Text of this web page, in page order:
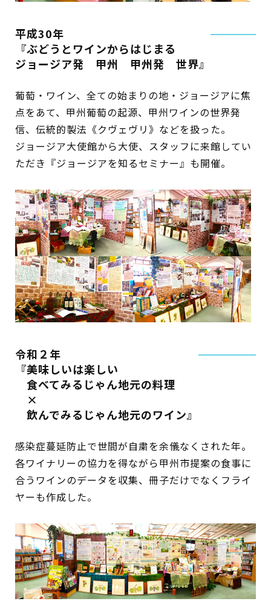
平成30年
『ぶどうとワインからはじまる
ジョージア発 甲州 甲州発 世界』
葡萄・ワイン、全ての始まりの地・ジョージアに焦
点をあて、甲州葡萄の起源、甲州ワインの世界発
信、伝統的製法《クヴェヴリ》などを扱った。
ジョージア大使館から大使、スタッフに来館してい
ただき『ジョージアを知るセミナー』も開催。
令和２年
『美味しいは楽しい
食べてみるじゃん地元の料理
×
飲んでみるじゃん地元のワイン』
感染症蔓延防止で世間が自粛を余儀なくされた年。
各ワイナリーの協力を得ながら甲州市提案の食事に
合うワインのデータを収集、冊子だけでなくフライ
ヤーも作成した。